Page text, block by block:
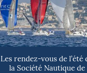
Les rendez-vous de l’été
la Société Nautique de